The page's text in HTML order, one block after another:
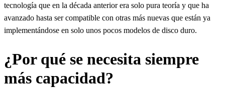
tecnología que en la década anterior era solo pura teoría y que ha
avanzado hasta ser compatible con otras más nuevas que están ya
implementándose en solo unos pocos modelos de disco duro.
¿Por qué se necesita siempre
más capacidad?